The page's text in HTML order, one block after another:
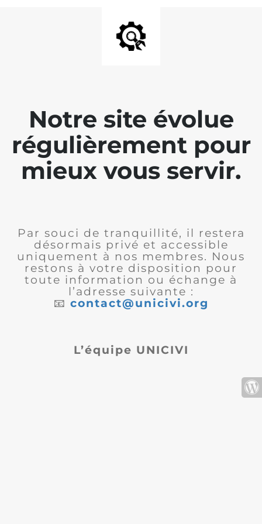
Notre site évolue
régulièrement pour
mieux vous servir.
Par souci de tranquillité, il restera
désormais privé et accessible
uniquement à nos membres. Nous
restons à votre disposition pour
toute information ou échange à
l’adresse suivante :
📧 contact@unicivi.org
L’équipe UNICIVI